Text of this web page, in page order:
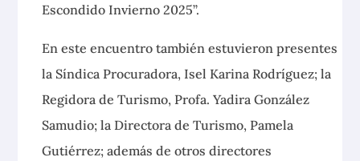
Escondido Invierno 2025”.
En este encuentro también estuvieron presentes
la Síndica Procuradora, Isel Karina Rodríguez; la
Regidora de Turismo, Profa. Yadira González
Samudio; la Directora de Turismo, Pamela
Gutiérrez; además de otros directores